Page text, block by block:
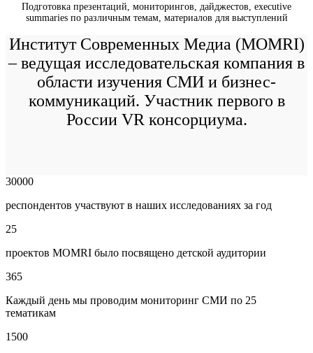
Подготовка презентаций, мониторингов, дайджестов, executive
summaries по различным темам, материалов для выступлений
Институт Современных Медиа (MOMRI)
– ведущая исследовательская компания в
области изучения СМИ и бизнес-
коммуникаций. Участник первого в
России VR консорциума.
30000
респондентов участвуют в наших исследованиях за год
25
проектов MOMRI было посвящено детской аудитории
365
Каждый день мы проводим мониторинг СМИ по 25
тематикам
1500